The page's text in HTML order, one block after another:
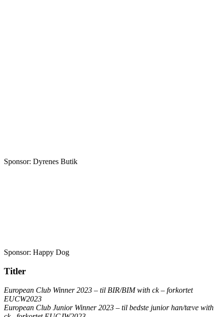
Sponsor: Dyrenes Butik
Sponsor: Happy Dog
Titler
European Club Winner 2023 – til BIR/BIMwith ck– forkortet
EUCW2023
European Club Junior Winner 2023 – til bedste junior han/tævewith